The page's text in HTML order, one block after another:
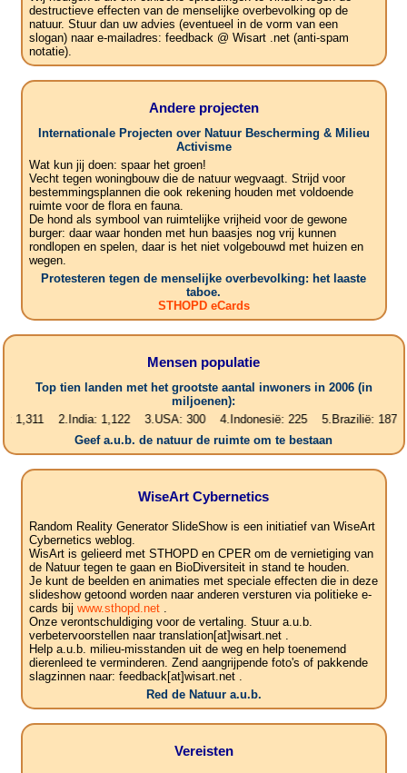
destructieve effecten van de menselijke overbevolking op de
natuur. Stuur dan uw advies (eventueel in de vorm van een
slogan) naar e-mailadres: feedback @ Wisart .net (anti-spam
notatie).
Andere projecten
Internationale Projecten over Natuur Bescherming & Milieu
Activisme
Wat kun jij doen: spaar het groen!
Vecht tegen woningbouw die de natuur wegvaagt. Strijd voor
bestemmingsplannen die ook rekening houden met voldoende
ruimte voor de flora en fauna.
De hond als symbool van ruimtelijke vrijheid voor de gewone
burger: daar waar honden met hun baasjes nog vrij kunnen
rondlopen en spelen, daar is het niet volgebouwd met huizen en
wegen.
Protesteren tegen de menselijke overbevolking: het laaste
taboe.
STHOPD eCards
Mensen populatie
Top tien landen met het grootste aantal inwoners in 2006 (in
miljoenen):
2.India: 1,122 3.USA: 300 4.Indonesië: 225 5.Brazilië: 187
Geef a.u.b. de natuur de ruimte om te bestaan
WiseArt Cybernetics
Random Reality Generator SlideShow is een initiatief van WiseArt
Cybernetics weblog.
WisArt is gelieerd met STHOPD en CPER om de vernietiging van
de Natuur tegen te gaan en BioDiversiteit in stand te houden.
Je kunt de beelden en animaties met speciale effecten die in deze
slideshow getoond worden naar anderen versturen via politieke e-
cards bij www.sthopd.net.
Onze verontschuldiging voor de vertaling. Stuur a.u.b.
verbetervoorstellen naar translation[at]wisart.net .
Help a.u.b. milieu-misstanden uit de weg en help toenemend
dierenleed te verminderen. Zend aangrijpende foto's of pakkende
slagzinnen naar: feedback[at]wisart.net .
Red de Natuur a.u.b.
Vereisten